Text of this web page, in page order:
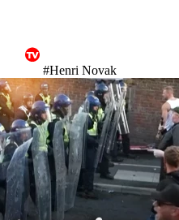
#Henri Novak